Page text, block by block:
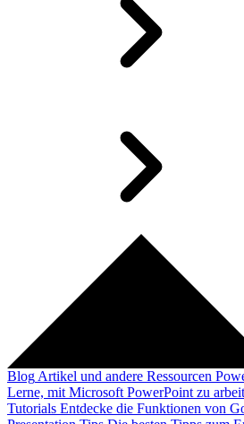
Blog Artikel und andere Ressourcen
Lerne, mit Microsoft PowerPoint zu
Tutorials Entdecke die Funktionen von